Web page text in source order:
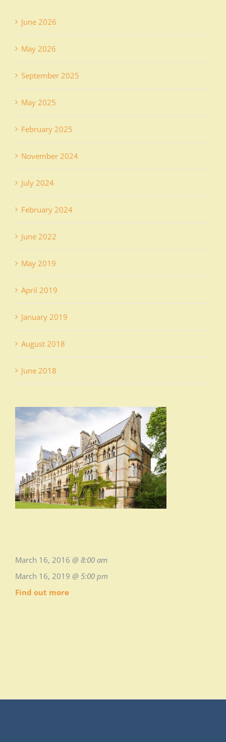
June 2026
May 2026
September 2025
May 2025
February 2025
November 2024
July 2024
February 2024
June 2022
May 2019
April 2019
January 2019
August 2018
June 2018
March 16, 2016 @ 8:00 am
March 16, 2019 @ 5:00 pm
Find out more